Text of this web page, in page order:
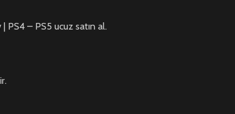
PS4 – PS5 ucuz satın al.